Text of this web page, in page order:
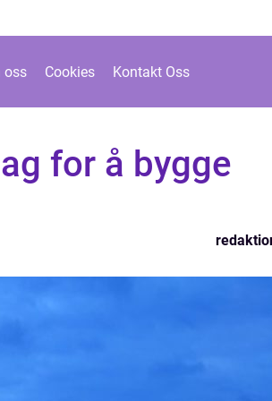
oss Cookies Kontakt Oss
for å bygge